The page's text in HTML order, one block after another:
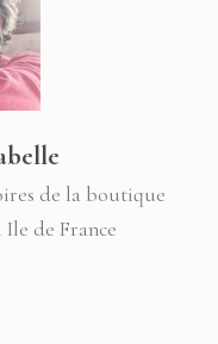
de la boutique
de France